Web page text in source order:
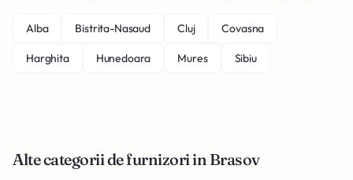
Alba Bistrita-Nasaud Cluj Covasna
Harghita Hunedoara Mures Sibiu
Alte categorii de furnizori in Brasov